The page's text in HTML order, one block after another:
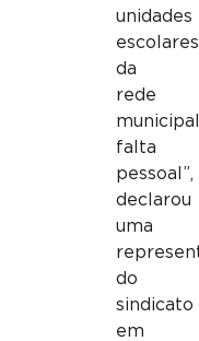
unidades
escolares
da
rede
falta
pessoal”,
declarou
uma
do
sindicato
em